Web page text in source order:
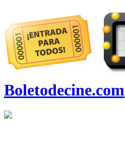
Boletodecine.com